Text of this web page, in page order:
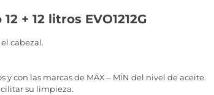
+ 12 litros EVO1212G
cabezal.
con las marcas de MÁX – MÍN del nivel de aceite.
su limpieza.